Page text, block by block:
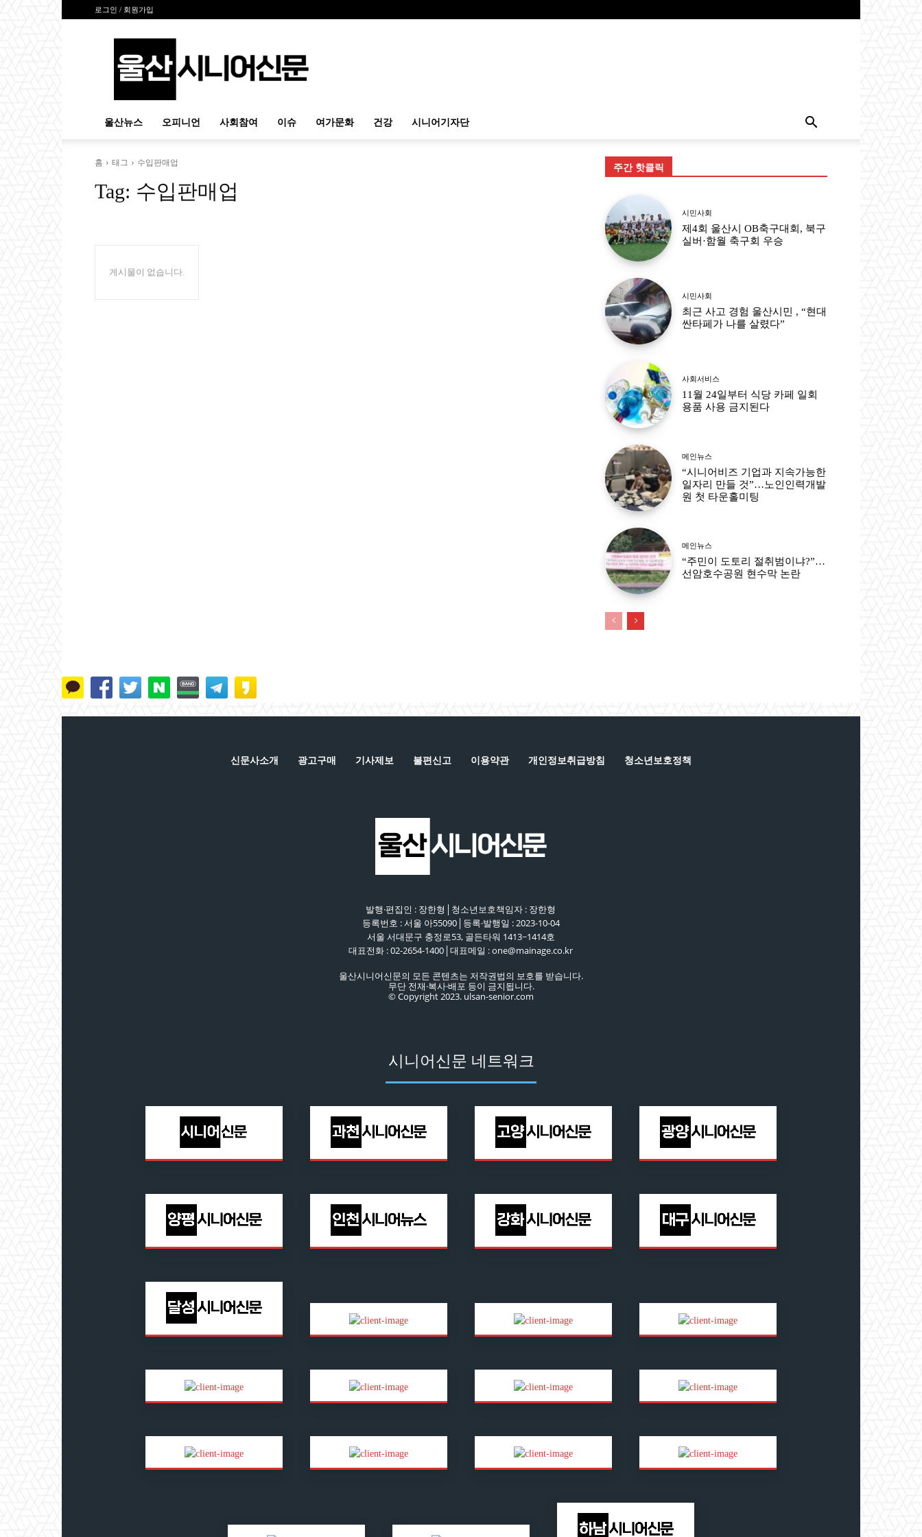
로그인 / 회원가입
시
울산뉴스 오피니언 사회참여 이슈 여가문화 건강 시니어기자단
홈 태그 수입판매업
Tag: 수입판매업
게시물이 없습니다.
주간 핫클릭
시민사회
제4회 울산시 OB축구대회, 북구
실버·함월 축구회 우승
시민사회
최근 사고 경험 울산시민 , “현대
싼타페가 나를 살렸다”
사회서비스
11월 24일부터 식당 카페 일회
용품 사용 금지된다
메인뉴스
“시니어비즈 기업과 지속가능한
일자리 만들 것”…노인인력개발
원 첫 타운홀미팅
메인뉴스
“주민이 도토리 절취범이냐?”…
선암호수공원 현수막 논란
신문사소개 광고구매 기사제보 불편신고 이용약관 개인정보취급방침 청소년보호정책
발행·편집인 : 장한형│청소년보호책임자 : 장한형
등록번호 : 서울 아55090│등록·발행일 : 2023-10-04
서울 서대문구 충정로53, 골든타워 1413~1414호
대표전화 : 02-2654-1400│대표메일 : one@mainage.co.kr
울산시니어신문의 모든 콘텐츠는 저작권법의 보호를 받습니다.
무단 전재·복사·배포 등이 금지됩니다.
© Copyright 2023. ulsan-senior.com
시니어신문 네트워크